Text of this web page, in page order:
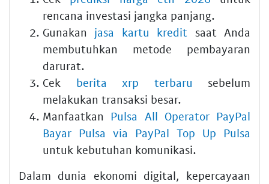
rencana investasi jangka panjang.
Gunakan jasa kartu kredit saat Anda
membutuhkan metode pembayaran
darurat.
Cek berita xrp terbaru sebelum
melakukan transaksi besar.
Manfaatkan Pulsa All Operator PayPal
Bayar Pulsa via PayPal Top Up Pulsa
untuk kebutuhan komunikasi.
Dalam dunia ekonomi digital, kepercayaan